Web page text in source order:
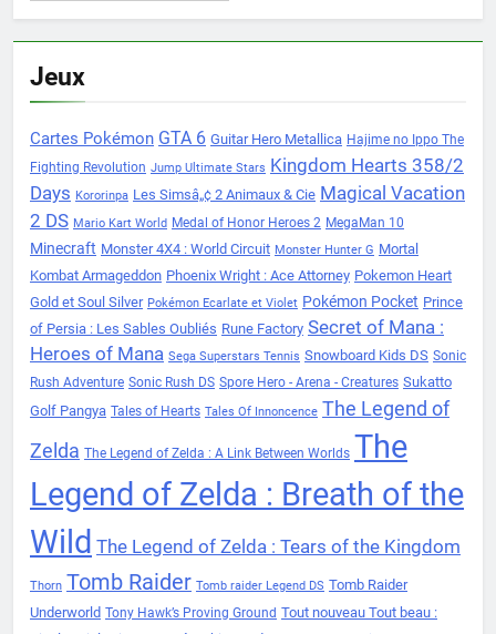
Jeux
Cartes Pokémon GTA 6 Guitar Hero Metallica Hajime no Ippo The
Fighting Revolution Jump Ultimate Stars Kingdom Hearts 358/2
Days Kororinpa Les Simsâ„¢ 2 Animaux & Cie Magical Vacation
2 DS Mario Kart World Medal of Honor Heroes 2 MegaMan 10
Minecraft Monster 4X4 : World Circuit Monster Hunter G Mortal
Kombat Armageddon Phoenix Wright : Ace Attorney Pokemon Heart
Gold et Soul Silver Pokémon Ecarlate et Violet Pokémon Pocket Prince
of Persia : Les Sables Oubliés Rune Factory Secret of Mana :
Heroes of Mana Sega Superstars Tennis Snowboard Kids DS Sonic
Rush Adventure Sonic Rush DS Spore Hero - Arena - Creatures Sukatto
Golf Pangya Tales of Hearts Tales Of Innoncence The Legend of
Zelda The Legend of Zelda : A Link Between Worlds The
Legend of Zelda : Breath of the
Wild The Legend of Zelda : Tears of the Kingdom
Thorn Tomb Raider Tomb raider Legend DS Tomb Raider
Underworld Tony Hawk’s Proving Ground Tout nouveau Tout beau :